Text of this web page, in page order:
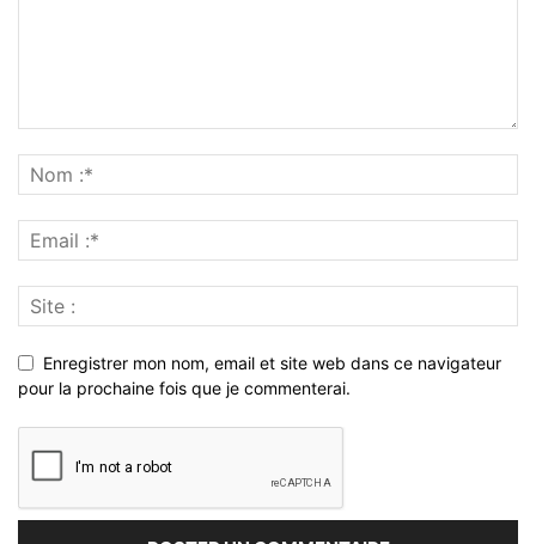
Enregistrer mon nom, email et site web dans ce navigateur
pour la prochaine fois que je commenterai.